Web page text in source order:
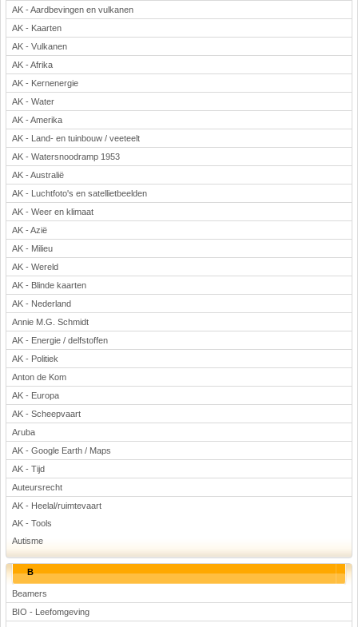
Muziek
Natuurkunde
Nederlands
Rekenen
Scheikunde
Sport
Techniek
Verkeer
Wiskunde
Onderwerpen
Apps en tablets
Collecties digibord
Digiborden / touchscreens
Digibordtools
Downloads basisonderwijs
Herfst
Kerstmis
Kinder-/Jeugdboeken
Lente
Onderbouw PO
Pasen
Voetbal
AK - Aardbevingen en vulkanen
AK - Kaarten
AK - Vulkanen
AK - Afrika
AK - Kernenergie
AK - Water
AK - Amerika
AK - Land- en tuinbouw / veeteelt
AK - Watersnoodramp 1953
AK - Australië
AK - Luchtfoto's en satellietbeelden
AK - Weer en klimaat
AK - Azië
AK - Milieu
AK - Wereld
AK - Blinde kaarten
AK - Nederland
Annie M.G. Schmidt
AK - Energie / delfstoffen
AK - Politiek
Anton de Kom
AK - Europa
AK - Scheepvaart
Aruba
AK - Google Earth / Maps
AK - Tijd
Auteursrecht
AK - Heelal/ruimtevaart
AK - Tools
Autisme
B
Beamers
BIO - Leefomgeving